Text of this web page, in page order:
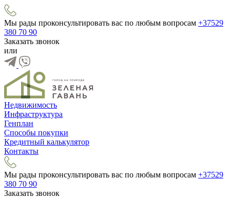
Мы рады проконсультировать вас по любым вопросам +37529
380 70 90
Заказать звонок
или
Недвижимость
Инфраструктура
Генплан
Способы покупки
Кредитный калькулятор
Контакты
Мы рады проконсультировать вас по любым вопросам +37529
380 70 90
Заказать звонок